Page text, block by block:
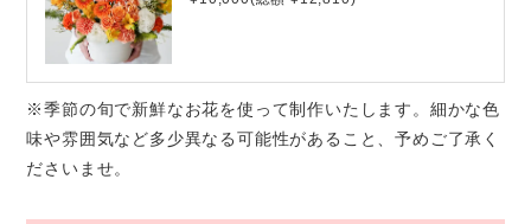
※季節の旬で新鮮なお花を使って制作いたします。細かな色
味や雰囲気など多少異なる可能性があること、予めご了承く
ださいませ。